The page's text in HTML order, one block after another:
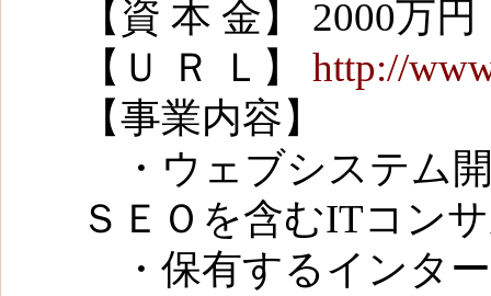
【資 本 金】 2000万円
【Ｕ Ｒ Ｌ】 http://
【事業内容】
・ウェブシステム
ＳＥＯを含むITコン
・保有するインタ